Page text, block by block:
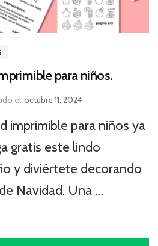
para niños.
el octubre 11, 2024
imprimible para niños ya
gratis este lindo
y diviértete decorando
Navidad. Una …